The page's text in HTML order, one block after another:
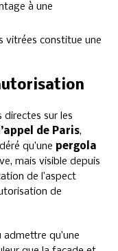
à une
vitrées constitue une
directes sur les
de Paris,
qu’une pergola
mais visible depuis
de l’aspect
de
qu’une